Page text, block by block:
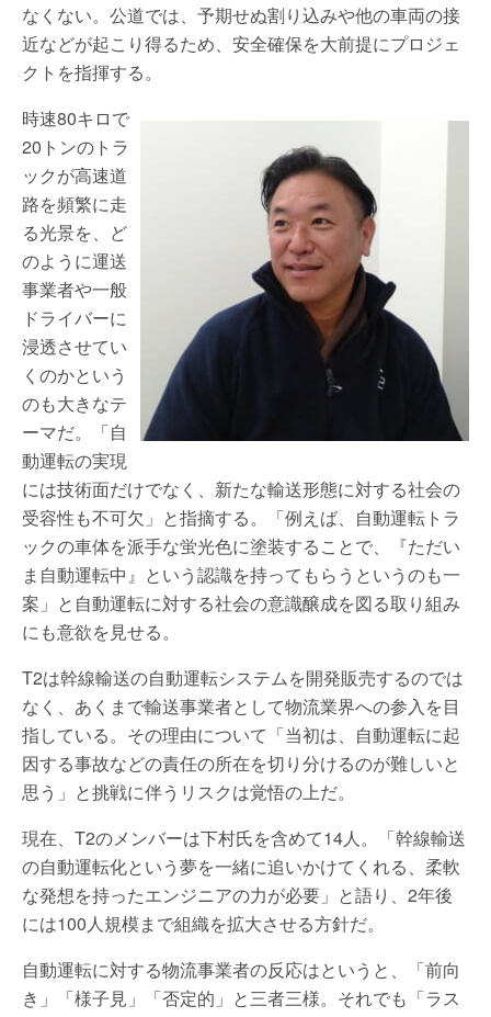
なくない。公道では、予期せぬ割り込みや他の車両の接
近などが起こり得るため、安全確保を大前提にプロジェ
クトを指揮する。
時速80キロで
20トンのトラ
ックが高速道
路を頻繁に走
る光景を、ど
のように運送
事業者や一般
ドライバーに
浸透させてい
くのかという
のも大きなテ
ーマだ。「自
動運転の実現
には技術面だけでなく、新たな輸送形態に対する社会の
受容性も不可欠」と指摘する。「例えば、自動運転トラ
ックの車体を派手な蛍光色に塗装することで、『ただい
ま自動運転中』という認識を持ってもらうというのも一
案」と自動運転に対する社会の意識醸成を図る取り組み
にも意欲を見せる。
T2は幹線輸送の自動運転システムを開発販売するのでは
なく、あくまで輸送事業者として物流業界への参入を目
指している。その理由について「当初は、自動運転に起
因する事故などの責任の所在を切り分けるのが難しいと
思う」と挑戦に伴うリスクは覚悟の上だ。
現在、T2のメンバーは下村氏を含めて14人。「幹線輸送
の自動運転化という夢を一緒に追いかけてくれる、柔軟
な発想を持ったエンジニアの力が必要」と語り、2年後
には100人規模まで組織を拡大させる方針だ。
自動運転に対する物流事業者の反応はというと、「前向
き」「様子見」「否定的」と三者三様。それでも「ラス